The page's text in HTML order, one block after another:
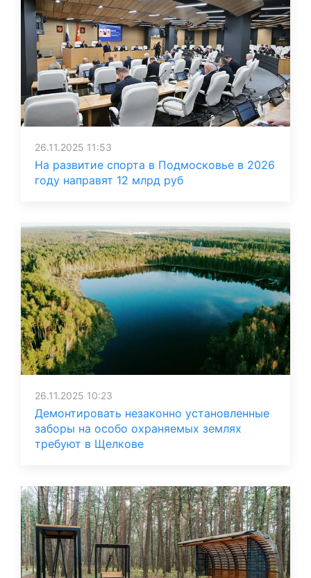
26.11.2025 11:53
На развитие спорта в Подмосковье в 2026
году направят 12 млрд руб
26.11.2025 10:23
Демонтировать незаконно установленные
заборы на особо охраняемых землях
требуют в Щелкове